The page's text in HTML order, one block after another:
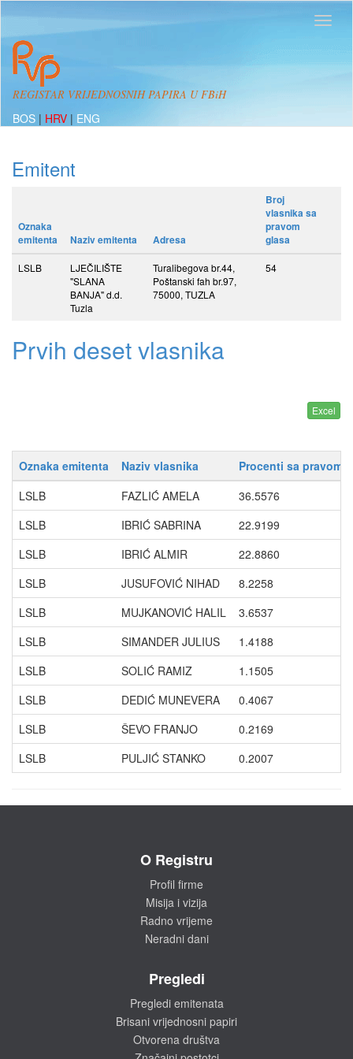
REGISTAR VRIJEDNOSNIH PAPIRA U FBiH
BOS | HRV | ENG
Emitent
Oznaka
emitenta
Naziv emitenta Adresa
Broj
vlasnika sa
pravom
glasa
LSLB
LJEČILIŠTE
"SLANA
BANJA" d.d.
Tuzla
Turalibegova br.44,
Poštanski fah br.97,
75000, TUZLA
54
Prvih deset vlasnika
Oznaka emitenta Naziv vlasnika
Procenti sa pravom
LSLB
FAZLIĆ AMELA
36.5576
LSLB
IBRIĆ SABRINA
22.9199
LSLB
IBRIĆ ALMIR
22.8860
LSLB
JUSUFOVIĆ NIHAD
8.2258
LSLB
MUJKANOVIĆ HALIL
3.6537
LSLB
SIMANDER JULIUS
1.4188
LSLB
SOLIĆ RAMIZ
1.1505
LSLB
DEDIĆ MUNEVERA
0.4067
LSLB
ŠEVO FRANJO
0.2169
LSLB
PULJIĆ STANKO 0.2007
O Registru
Profil firme
Misija i vizija
Radno vrijeme
Neradni dani
Pregledi
Pregledi emitenata
Brisani vrijednosni papiri
Otvorena društva